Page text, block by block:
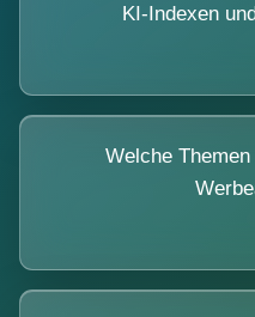
KI-Indexen
Welche